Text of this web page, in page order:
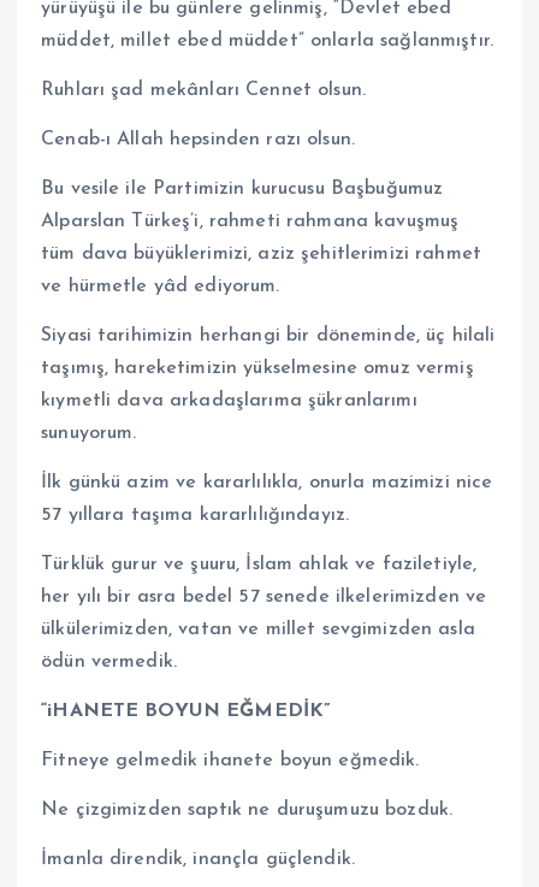
yürüyüşü ile bu günlere gelinmiş, “Devlet ebed
müddet, millet ebed müddet” onlarla sağlanmıştır.
Ruhları şad mekânları Cennet olsun.
Cenab-ı Allah hepsinden razı olsun.
Bu vesile ile Partimizin kurucusu Başbuğumuz
Alparslan Türkeş’i, rahmeti rahmana kavuşmuş
tüm dava büyüklerimizi, aziz şehitlerimizi rahmet
ve hürmetle yâd ediyorum.
Siyasi tarihimizin herhangi bir döneminde, üç hilali
taşımış, hareketimizin yükselmesine omuz vermiş
kıymetli dava arkadaşlarıma şükranlarımı
sunuyorum.
İlk günkü azim ve kararlılıkla, onurla mazimizi nice
57 yıllara taşıma kararlılığındayız.
Türklük gurur ve şuuru, İslam ahlak ve faziletiyle,
her yılı bir asra bedel 57 senede ilkelerimizden ve
ülkülerimizden, vatan ve millet sevgimizden asla
ödün vermedik.
“iHANETE BOYUN EĞMEDİK”
Fitneye gelmedik ihanete boyun eğmedik.
Ne çizgimizden saptık ne duruşumuzu bozduk.
İmanla direndik, inançla güçlendik.